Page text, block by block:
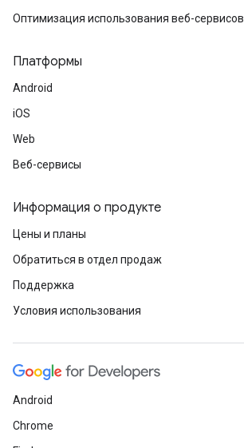
Оптимизация использования веб-сервисов
Платформы
Android
iOS
Web
Веб-сервисы
Информация о продукте
Цены и планы
Обратиться в отдел продаж
Поддержка
Условия использования
Android
Chrome